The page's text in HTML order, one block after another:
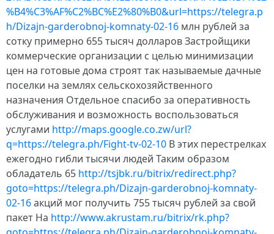
%B4%C3%AF%C2%BC%E2%80%B0&url=https://telegra.p
h/Dizajn-garderobnoj-komnaty-02-16 млн рублей за
сотку примерно 655 тысяч долларов Застройщики
коммерческие организации с целью минимизации
цен на готовые дома строят так называемые дачные
поселки на землях сельскохозяйственного
назначения Отдельное спасибо за оперативность
обслуживания и возможность воспользоваться
услугами http://maps.google.co.zw/url?
q=https://telegra.ph/Fight-tv-02-10 В этих перестрелках
ежегодно гибли тысячи людей Таким образом
обладатель 65 http://tsjbk.ru/bitrix/redirect.php?
goto=https://telegra.ph/Dizajn-garderobnoj-komnaty-
02-16акций мог получить 755 тысяч рублей за свой
пакет На http://www.akrustam.ru/bitrix/rk.php?